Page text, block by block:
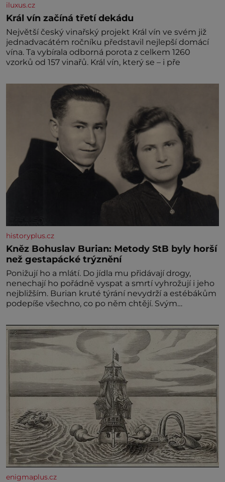
iluxus.cz
Král vín začíná třetí dekádu
Největší český vinařský projekt Král vín ve svém již
jednadvacátém ročníku představil nejlepší domácí
vína. Ta vybírala odborná porota z celkem 1260
vzorků od 157 vinařů. Král vín, který se – i pře
historyplus.cz
Kněz Bohuslav Burian: Metody StB byly horší
než gestapácké trýznění
Ponižují ho a mlátí. Do jídla mu přidávají drogy,
nenechají ho pořádně vyspat a smrtí vyhrožují i jeho
nejbližším. Burian kruté týrání nevydrží a estébákům
podepíše všechno, co po něm chtějí. Svým
výslechů nikdo nevyvíjel fyzický ani psychický nátlak.
Syn brněnského řezníka chce být knězem a
enigmaplus.cz